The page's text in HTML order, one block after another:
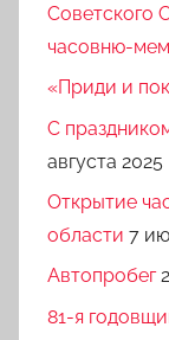
Советского
часовню-
«Приди и
C
августа 2025
Открытие
области 7
Автопробег
81-я